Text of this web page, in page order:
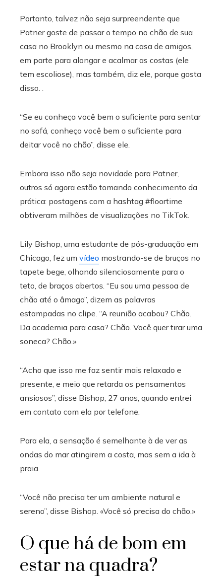
Portanto, talvez não seja surpreendente que
Patner goste de passar o tempo no chão de sua
casa no Brooklyn ou mesmo na casa de amigos,
em parte para alongar e acalmar as costas (ele
tem escoliose), mas também, diz ele, porque gosta
disso. .
“Se eu conheço você bem o suficiente para sentar
no sofá, conheço você bem o suficiente para
deitar você no chão”, disse ele.
Embora isso não seja novidade para Patner,
outros só agora estão tomando conhecimento da
prática: postagens com a hashtag #floortime
obtiveram milhões de visualizações no TikTok.
Lily Bishop, uma estudante de pós-graduação em
Chicago, fez um vídeo mostrando-se de bruços no
tapete bege, olhando silenciosamente para o
teto, de braços abertos. “Eu sou uma pessoa de
chão até o âmago”, dizem as palavras
estampadas no clipe. “A reunião acabou? Chão.
Da academia para casa? Chão. Você quer tirar uma
soneca? Chão.»
“Acho que isso me faz sentir mais relaxado e
presente, e meio que retarda os pensamentos
ansiosos”, disse Bishop, 27 anos, quando entrei
em contato com ela por telefone.
Para ela, a sensação é semelhante à de ver as
ondas do mar atingirem a costa, mas sem a ida à
praia.
“Você não precisa ter um ambiente natural e
sereno”, disse Bishop. «Você só precisa do chão.»
O que há de bom em
estar na quadra?